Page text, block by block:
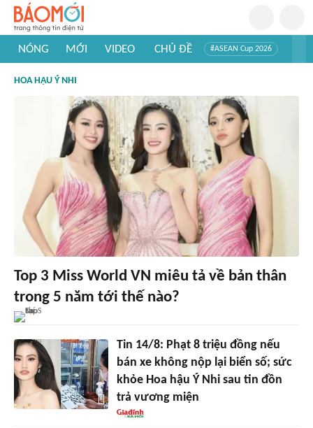
NÓNG MỚI VIDEO CHỦ ĐỀ #ASEAN Cup 2026
#Khám phá Việt Nam
HOA HẬU Ý NHI
Top 3 Miss World VN miêu tả về bản thân
trong 5 năm tới thế nào?
Tin 14/8: Phạt 8 triệu đồng nếu
bán xe không nộp lại biển số; sức
khỏe Hoa hậu Ý Nhi sau tin đồn
trả vương miện